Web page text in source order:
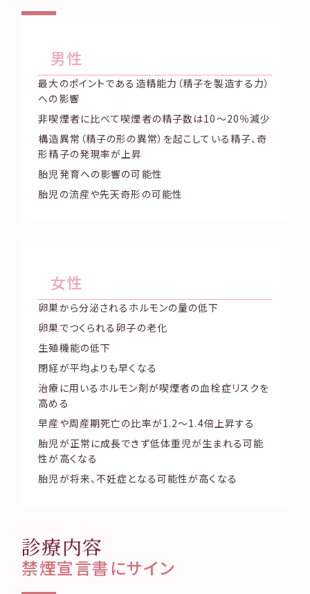
男性
最大のポイントである造精能力（精子を製造する力）
への影響
非喫煙者に比べて喫煙者の精子数は10～20％減少
構造異常（精子の形の異常）を起こしている精子、奇
形精子の発現率が上昇
胎児発育への影響の可能性
胎児の流産や先天奇形の可能性
女性
卵巣から分泌されるホルモンの量の低下
卵巣でつくられる卵子の老化
生殖機能の低下
閉経が平均よりも早くなる
治療に用いるホルモン剤が喫煙者の血栓症リスクを
高める
早産や周産期死亡の比率が1.2～1.4倍上昇する
胎児が正常に成長できず低体重児が生まれる可能
性が高くなる
胎児が将来、不妊症となる可能性が高くなる
診療内容
禁煙宣言書にサイン